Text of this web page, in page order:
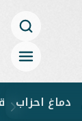
دماغ احزاب